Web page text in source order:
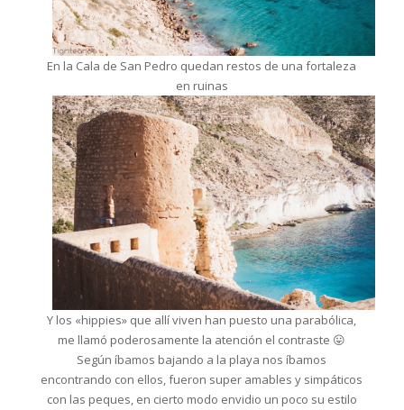
En la Cala de San Pedro quedan restos de una fortaleza
en ruinas
Y los «hippies» que allí viven han puesto una parabólica,
me llamó poderosamente la atención el contraste 😛
Según íbamos bajando a la playa nos íbamos
encontrando con ellos, fueron super amables y simpáticos
con las peques, en cierto modo envidio un poco su estilo